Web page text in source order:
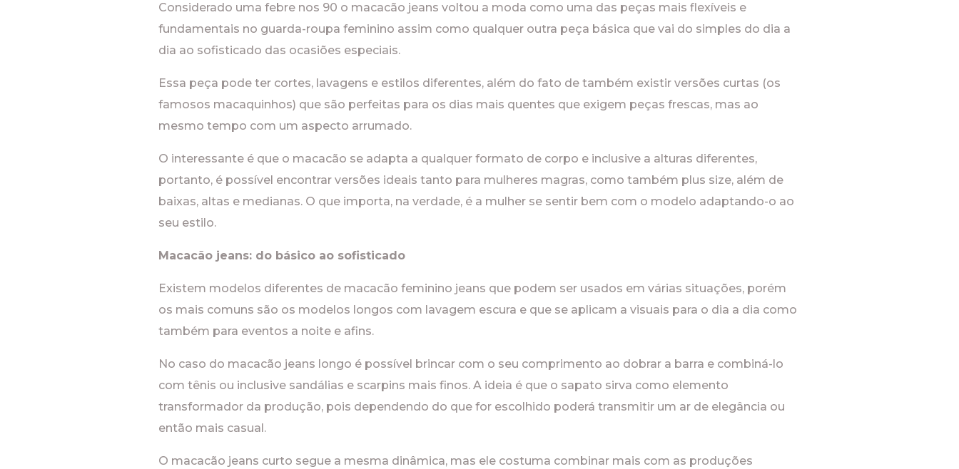
Considerado uma febre nos 90 o macacão jeans voltou a moda como uma das peças mais flexíveis e
fundamentais no guarda-roupa feminino assim como qualquer outra peça básica que vai do simples do dia a
dia ao sofisticado das ocasiões especiais.
Essa peça pode ter cortes, lavagens e estilos diferentes, além do fato de também existir versões curtas (os
famosos macaquinhos) que são perfeitas para os dias mais quentes que exigem peças frescas, mas ao
mesmo tempo com um aspecto arrumado.
O interessante é que o macacão se adapta a qualquer formato de corpo e inclusive a alturas diferentes,
portanto, é possível encontrar versões ideais tanto para mulheres magras, como também plus size, além de
baixas, altas e medianas. O que importa, na verdade, é a mulher se sentir bem com o modelo adaptando-o ao
seu estilo.
Macacão jeans: do básico ao sofisticado
Existem modelos diferentes de macacão feminino jeans que podem ser usados em várias situações, porém
os mais comuns são os modelos longos com lavagem escura e que se aplicam a visuais para o dia a dia como
também para eventos a noite e afins.
No caso do macacão jeans longo é possível brincar com o seu comprimento ao dobrar a barra e combiná-lo
com tênis ou inclusive sandálias e scarpins mais finos. A ideia é que o sapato sirva como elemento
transformador da produção, pois dependendo do que for escolhido poderá transmitir um ar de elegância ou
então mais casual.
O macacão jeans curto segue a mesma dinâmica, mas ele costuma combinar mais com as produções